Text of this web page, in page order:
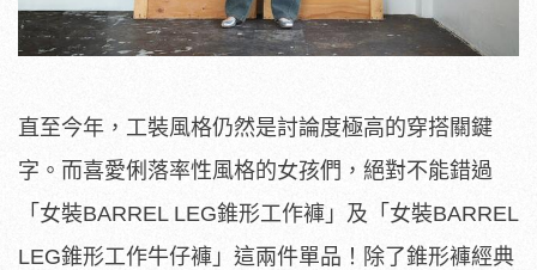
直至今年，工裝風格仍然是討論度極高的穿搭關鍵
字。而喜愛俐落率性風格的女孩們，絕對不能錯過
「女裝BARREL LEG錐形工作褲」及「女裝BARREL
LEG錐形工作牛仔褲」這兩件單品！除了錐形褲經典